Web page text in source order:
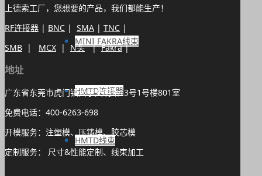
MINI FAKRA线束
HMTD连接器
HMTD线束
上德索工厂，您想要的产品，我们都能生产！
RF连接器 | BNC | SMA | TNC |
SMB | MCX | N头|Fakra|
地址
广东省东莞市虎门镇大宁文明路13号1号楼801室
免费电话：400-6263-698
开模服务：注塑模、压铸模、胶芯模
定制服务： 尺寸&性能定制、线束加工